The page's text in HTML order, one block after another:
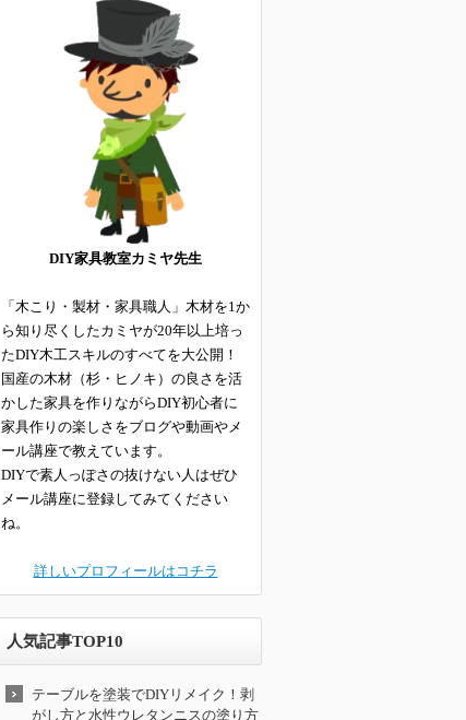
DIY家具教室カミヤ先生
「木こり・製材・家具職人」木材を1か
ら知り尽くしたカミヤが20年以上培っ
たDIY木工スキルのすべてを大公開！
国産の木材（杉・ヒノキ）の良さを活
かした家具を作りながらDIY初心者に
家具作りの楽しさをブログや動画やメ
ール講座で教えています。
DIYで素人っぽさの抜けない人はぜひ
メール講座に登録してみてください
ね。
詳しいプロフィールはコチラ
人気記事TOP10
テーブルを塗装でDIYリメイク！剥
がし方と水性ウレタンニスの塗り方